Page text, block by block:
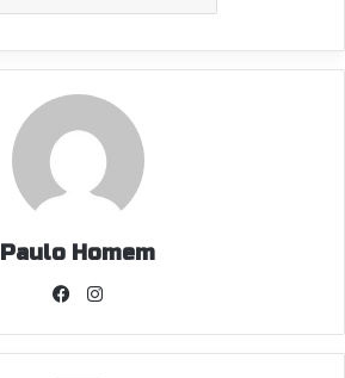
Paulo Homem
Facebook